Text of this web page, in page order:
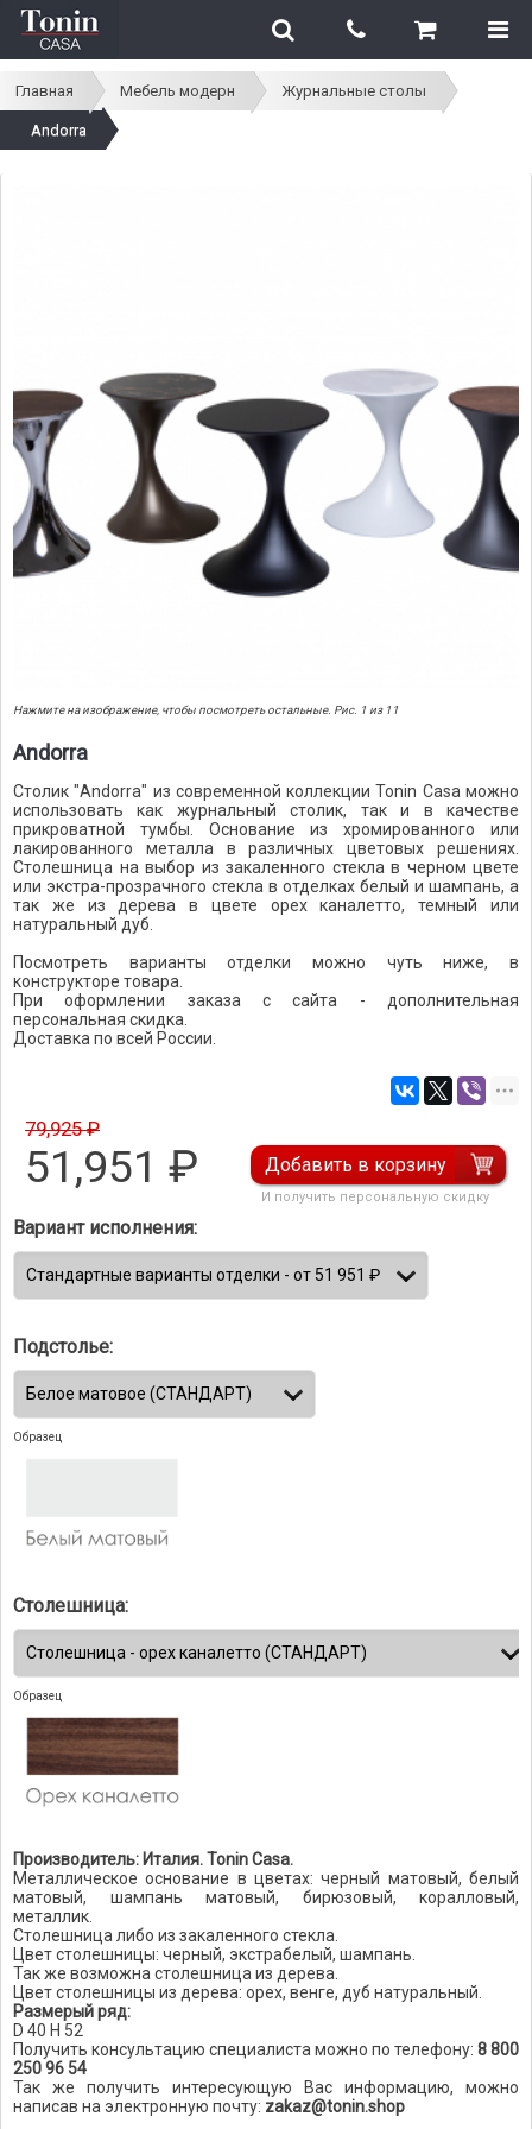
Главная Мебель модерн Журнальные столы
Andorra
Нажмите на изображение, чтобы посмотреть остальные. Рис. 1 из 11
Andorra
Столик "Andorra" из современной коллекции Tonin Casa можно
использовать как журнальный столик, так и в качестве
прикроватной тумбы. Основание из хромированного или
лакированного металла в различных цветовых решениях.
Столешница на выбор из закаленного стекла в черном цвете
или экстра-прозрачного стекла в отделках белый и шампань, а
так же из дерева в цвете орех каналетто, темный или
натуральный дуб.
Посмотреть варианты отделки можно чуть ниже, в
конструкторе товара.
При оформлении заказа с сайта - дополнительная
персональная скидка.
Доставка по всей России.
79,925 ₽
51,951 ₽ Добавить в корзину
И получить персональную скидку
Вариант исполнения:
Подстолье:
Образец
Столешница:
Образец
Производитель: Италия. Tonin Casa.
Металлическое основание в цветах: черный матовый, белый
матовый, шампань матовый, бирюзовый, коралловый,
металлик.
Столешница либо из закаленного стекла.
Цвет столешницы: черный, экстрабелый, шампань.
Так же возможна столешница из дерева.
Цвет столешницы из дерева: орех, венге, дуб натуральный.
Размерый ряд:
D 40 H 52
Получить консультацию специалиста можно по телефону: 8 800
250 96 54
Так же получить интересующую Вас информацию, можно
написав на электронную почту: zakaz@tonin.shop